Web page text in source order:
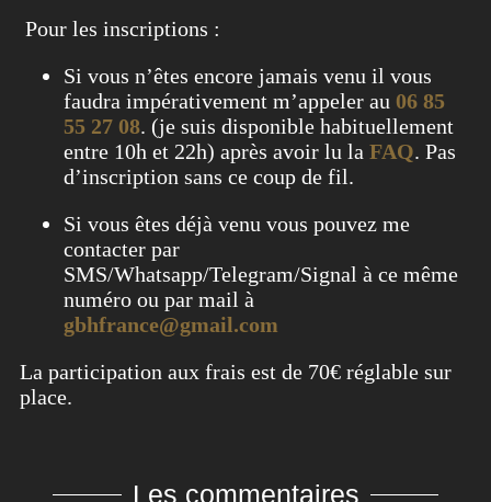
Pour les inscriptions :
Si vous n’êtes encore jamais venu il vous
faudra impérativement m’appeler au 06 85
55 27 08. (je suis disponible habituellement
entre 10h et 22h) après avoir lu la FAQ. Pas
d’inscription sans ce coup de fil.
Si vous êtes déjà venu vous pouvez me
contacter par
SMS/Whatsapp/Telegram/Signal à ce même
numéro ou par mail à
gbhfrance@gmail.com
La participation aux frais est de 70€ réglable sur
place.
Les commentaires